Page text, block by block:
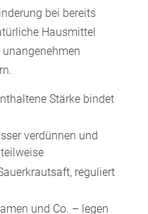
bei bereits
Hausmittel
Stärke bindet
verdünnen und
reguliert
und Co. – legen